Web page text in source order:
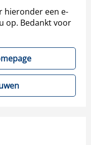
hieronder een e-
op. Bedankt voor